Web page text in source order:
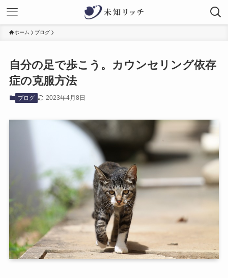
ホーム ブログ
自分の足で歩こう。カウンセリング依存
症の克服方法
ブログ 2023年4月8日